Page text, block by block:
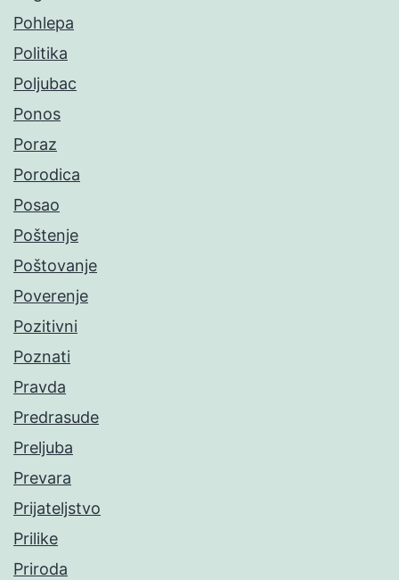
Pohlepa
Politika
Poljubac
Ponos
Poraz
Porodica
Posao
Poštenje
Poštovanje
Poverenje
Pozitivni
Poznati
Pravda
Predrasude
Preljuba
Prevara
Prijateljstvo
Prilike
Priroda